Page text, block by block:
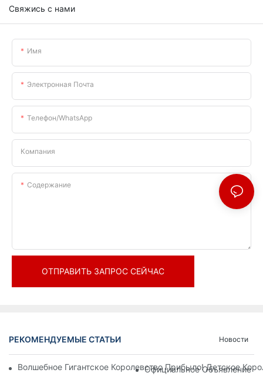
Свяжись с нами
Имя
Электронная Почта
Телефон/WhatsApp
Компания
Содержание
ОТПРАВИТЬ ЗАПРОС СЕЙЧАС
РЕКОМЕНДУЕМЫЕ СТАТЬИ Новости
Волшебное Гигантское Королевство Прибыло! Детское
Официальное Объявление |